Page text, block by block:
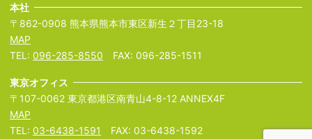
本社
〒862-0908 熊本県熊本市東区新生２丁目23-18
MAP
TEL: 096-285-8550 FAX: 096-285-1511
東京オフィス
〒107-0062 東京都港区南青山4-8-12 ANNEX4F
MAP
TEL: 03-6438-1591 FAX: 03-6438-1592